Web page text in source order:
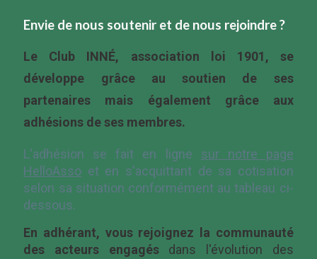
Envie de nous soutenir et de nous rejoindre ?
Le Club INNÉ, association loi 1901, se
développe grâce au soutien de ses
partenaires mais également grâce aux
adhésions de ses membres.
L'adhésion se fait en ligne sur notre page
HelloAsso et en s'acquittant de sa cotisation
selon sa situation conformément au tableau ci-
dessous.
En adhérant, vous rejoignez la communauté
des acteurs engagésdans l'évolution des